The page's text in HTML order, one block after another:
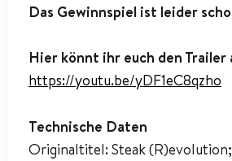
Das Gewinnspiel ist leider
Hier könnt ihr euch den Trailer
https://youtu.be/yDF1eC8qzho
Technische Daten
Originaltitel: Steak (R)evolution;